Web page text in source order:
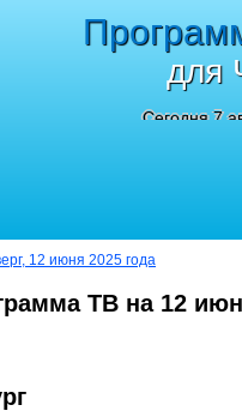
для
Сегодня 7
12 июня 2025 года
ТВ на 12